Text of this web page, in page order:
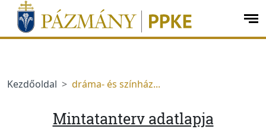
Ugrás a menüre
Ugrás a tartalomra
Kezdőoldal dráma- és színház...
Mintatanterv adatlapja